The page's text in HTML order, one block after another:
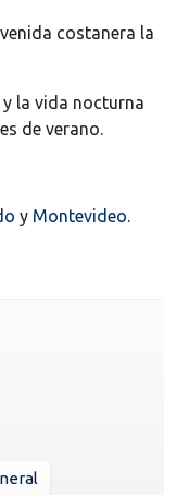
costanera la
la vida nocturna
de verano.
y Montevideo.